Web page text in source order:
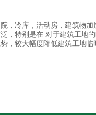
，冷库，活动房，建筑物
，特别是在 对于建筑工地
，较大幅度降低建筑工地临